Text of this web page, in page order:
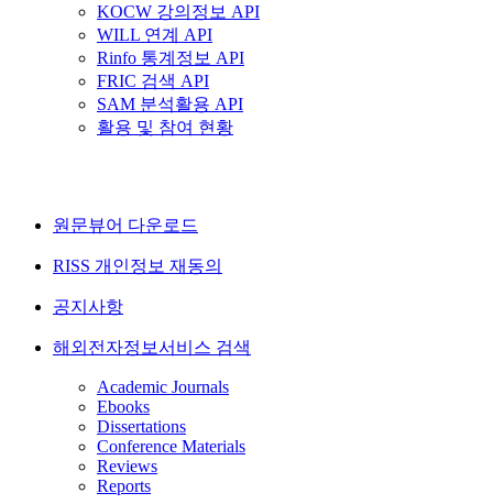
KOCW 강의정보 API
WILL 연계 API
Rinfo 통계정보 API
FRIC 검색 API
SAM 분석활용 API
활용 및 참여 현황
원문뷰어 다운로드
RISS 개인정보 재동의
공지사항
해외전자정보서비스 검색
Academic Journals
Ebooks
Dissertations
Conference Materials
Reviews
Reports